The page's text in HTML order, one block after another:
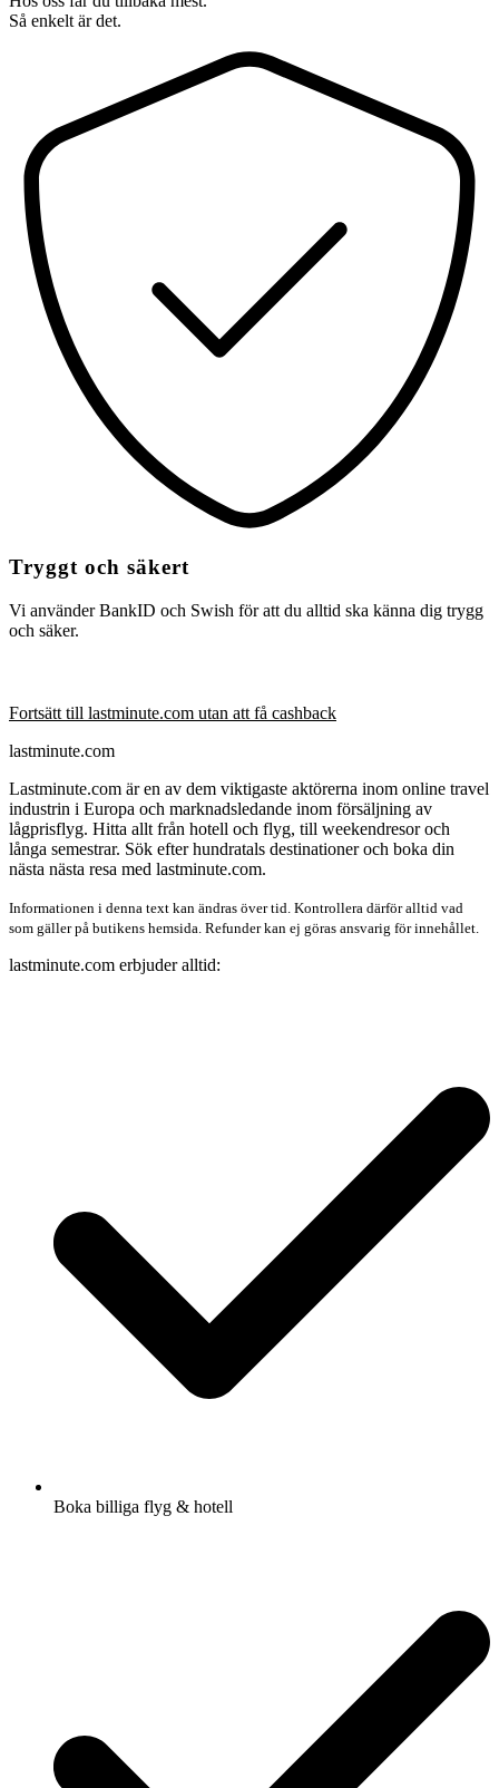
Så enkelt är det.
Tryggt och säkert
Vi använder BankID och Swish för att du alltid ska känna dig trygg
och säker.
Fortsätt till lastminute.com utan att få cashback
lastminute.com
Lastminute.com är en av dem viktigaste aktörerna inom online travel
industrin i Europa och marknadsledande inom försäljning av
lågprisflyg. Hitta allt från hotell och flyg, till weekendresor och
långa semestrar. Sök efter hundratals destinationer och boka din
nästa nästa resa med lastminute.com.
Informationen i denna text kan ändras över tid. Kontrollera därför alltid vad
som gäller på butikens hemsida. Refunder kan ej göras ansvarig för innehållet.
lastminute.com erbjuder alltid:
Boka billiga flyg & hotell